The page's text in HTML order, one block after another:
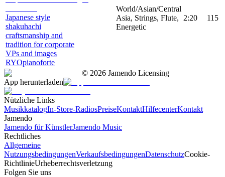
Japanese style
shakuhachi
craftsmanship and
tradition for corporate
VPs and images
RYOpianoforte
World/Asian/Central
Asia, Strings, Flute,
Energetic
2:20 115
© 2026 Jamendo Licensing
App herunterladen
Nützliche Links
MusikkatalogIn-Store-RadiosPreiseKontaktHilfecenterKontakt
Jamendo
Jamendo für KünstlerJamendo Music
Rechtliches
Allgemeine
NutzungsbedingungenVerkaufsbedingungenDatenschutzCookie-
RichtlinieUrheberrechtsverletzung
Folgen Sie uns